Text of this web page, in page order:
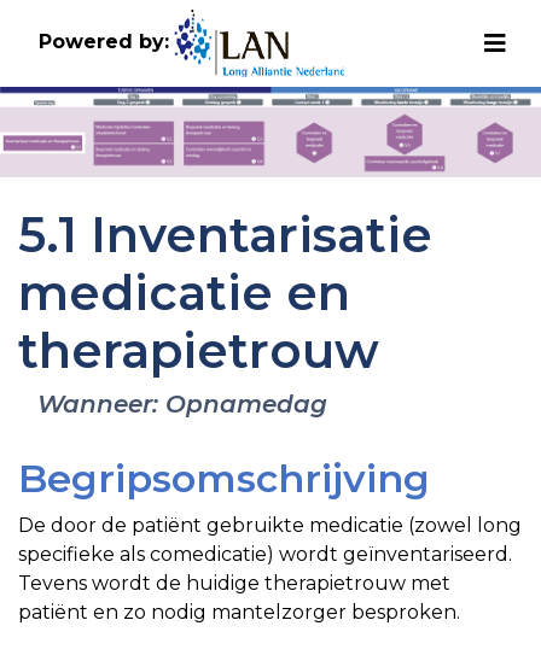
Powered by:
5.1 Inventarisatie
medicatie en
therapietrouw
Wanneer: Opnamedag
Begripsomschrijving
De door de patiënt gebruikte medicatie (zowel long
specifieke als comedicatie) wordt geïnventariseerd.
Tevens wordt de huidige therapietrouw met
patiënt en zo nodig mantelzorger besproken.